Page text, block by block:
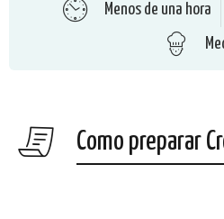
Menos de una hora
Como preparar